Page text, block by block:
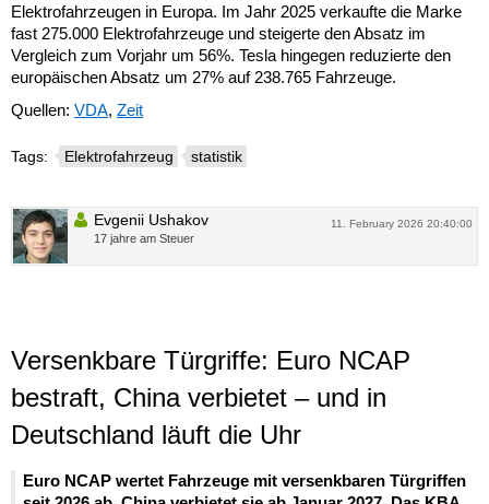
Elektrofahrzeugen in Europa. Im Jahr 2025 verkaufte die Marke
fast 275.000 Elektrofahrzeuge und steigerte den Absatz im
Vergleich zum Vorjahr um 56%. Tesla hingegen reduzierte den
europäischen Absatz um 27% auf 238.765 Fahrzeuge.
Quellen: VDA, Zeit
Tags: Elektrofahrzeug statistik
11. February 2026 20:40:00
Evgenii Ushakov
17 jahre am Steuer
Versenkbare Türgriffe: Euro NCAP
bestraft, China verbietet – und in
Deutschland läuft die Uhr
Euro NCAP wertet Fahrzeuge mit versenkbaren Türgriffen